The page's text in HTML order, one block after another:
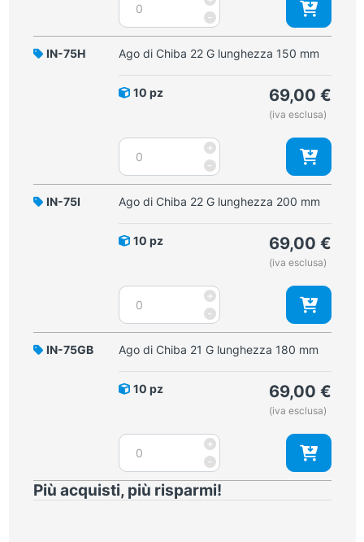
-
Chiba
20
200
IN-75H Ago di Chiba 22 G lunghezza 150 mm
10 pz 69,00 €
(iva esclusa)
-
Ago
Chiba
22
150
+
IN-75I Ago di Chiba 22 G lunghezza 200 mm
10 pz 69,00 €
(iva esclusa)
-
Ago
Chiba
22
200
+
IN-75GB Ago di Chiba 21 G lunghezza 180 mm
10 pz 69,00 €
(iva esclusa)
-
Ago
Chiba
21
+
Più acquisti, più risparmi!